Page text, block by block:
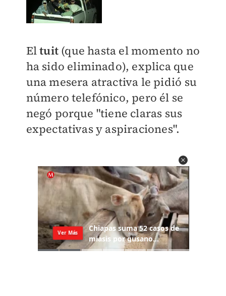
Eltuit (que hasta el momento no
ha sido eliminado), explica que
una mesera atractiva le pidió su
número telefónico, pero él se
negó porque "tiene claras sus
expectativas y aspiraciones".